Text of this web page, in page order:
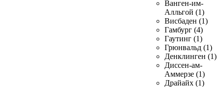
Ванген-им-
Алльгой (1)
Висбаден (1)
Гамбург (4)
Гаутинг (1)
Грюнвальд (1)
Денклинген (1)
Диссен-ам-
Аммерзе (1)
Драйайх (1)